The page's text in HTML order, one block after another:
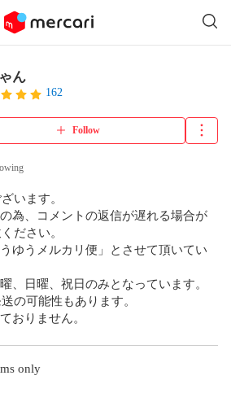
ん
162
Follow
います。
為、コメントの返信が遅れる場合が
ださい。
ゆうメルカリ便」とさせて頂いてい
、日曜、祝日のみとなっています。
の可能性もあります。
おりません。
only